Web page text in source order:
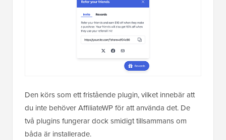
Den körs som ett fristående plugin, vilket innebär att
du inte behöver AffiliateWP för att använda det. De
två plugins fungerar dock smidigt tillsammans om
båda är installerade.